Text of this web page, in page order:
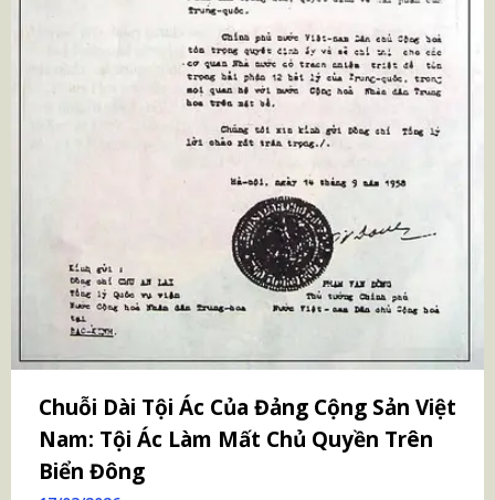
Chuỗi Dài Tội Ác Của Đảng Cộng Sản Việt
Nam: Tội Ác Làm Mất Chủ Quyền Trên
Biển Đông